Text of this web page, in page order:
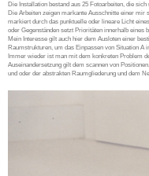
Die Installation bestand aus 25 Fotoarbeiten, die
Die Arbeiten zeigen markante Ausschnitte einer mir
markiert durch das punktuelle oder lineare Licht
oder Gegenständen setzt Prioritäten innerhalb
Mein Interesse gilt auch hier dem Ausloten einer
Raumstrukturen, um das Einpassen von Situation A
Immer wieder ist man mit dem konkreten Problem
Auseinandersetzung gilt dem scannen von
und oder der abstrakten Raumgliederung und dem